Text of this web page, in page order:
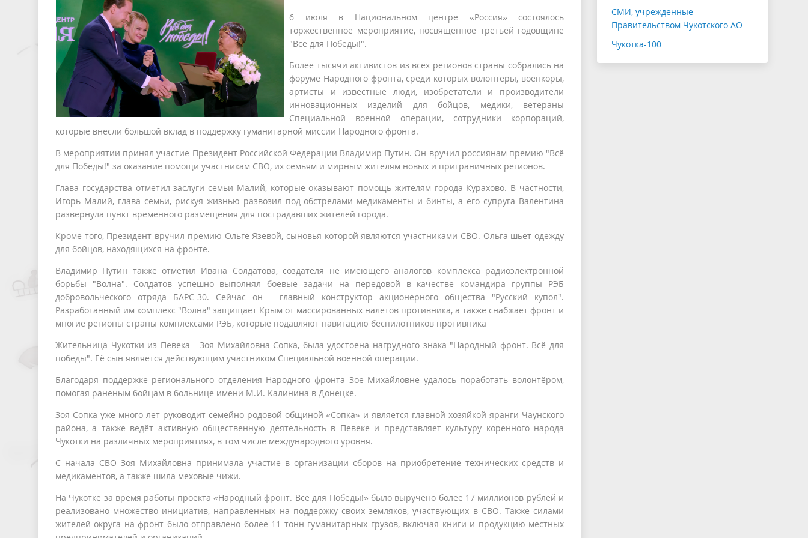
6 июля в Национальном центре «Россия» состоялось
торжественное мероприятие, посвящённое третьей годовщине
"Всё для Победы!".
Более тысячи активистов из всех регионов страны собрались на
форуме Народного фронта, среди которых волонтёры, военкоры,
артисты и известные люди, изобретатели и производители
инновационных изделий для бойцов, медики, ветераны
Специальной военной операции, сотрудники корпораций,
которые внесли большой вклад в поддержку гуманитарной миссии Народного фронта.
В мероприятии принял участие Президент Российской Федерации Владимир Путин. Он вручил россиянам премию "Всё
для Победы!" за оказание помощи участникам СВО, их семьям и мирным жителям новых и приграничных регионов.
Глава государства отметил заслуги семьи Малий, которые оказывают помощь жителям города Курахово. В частности,
Игорь Малий, глава семьи, рискуя жизнью развозил под обстрелами медикаменты и бинты, а его супруга Валентина
развернула пункт временного размещения для пострадавших жителей города.
Кроме того, Президент вручил премию Ольге Язевой, сыновья которой являются участниками СВО. Ольга шьет одежду
для бойцов, находящихся на фронте.
Владимир Путин также отметил Ивана Солдатова, создателя не имеющего аналогов комплекса радиоэлектронной
борьбы "Волна". Солдатов успешно выполнял боевые задачи на передовой в качестве командира группы РЭБ
добровольческого отряда БАРС-30. Сейчас он - главный конструктор акционерного общества "Русский купол".
Разработанный им комплекс "Волна" защищает Крым от массированных налетов противника, а также снабжает фронт и
многие регионы страны комплексами РЭБ, которые подавляют навигацию беспилотников противника
Жительница Чукотки из Певека - Зоя Михайловна Сопка, была удостоена нагрудного знака "Народный фронт. Всё для
победы". Её сын является действующим участником Специальной военной операции.
Благодаря поддержке регионального отделения Народного фронта Зое Михайловне удалось поработать волонтёром,
помогая раненым бойцам в больнице имени М.И. Калинина в Донецке.
Зоя Сопка уже много лет руководит семейно-родовой общиной «Сопка» и является главной хозяйкой яранги Чаунского
района, а также ведёт активную общественную деятельность в Певеке и представляет культуру коренного народа
Чукотки на различных мероприятиях, в том числе международного уровня.
С начала СВО Зоя Михайловна принимала участие в организации сборов на приобретение технических средств и
медикаментов, а также шила меховые чижи.
На Чукотке за время работы проекта «Народный фронт. Всё для Победы!» было выручено более 17 миллионов рублей и
реализовано множество инициатив, направленных на поддержку своих земляков, участвующих в СВО. Также силами
жителей округа на фронт было отправлено более 11 тонн гуманитарных грузов, включая книги и продукцию местных
СМИ, учрежденные
Правительством Чукотского АО
Чукотка-100